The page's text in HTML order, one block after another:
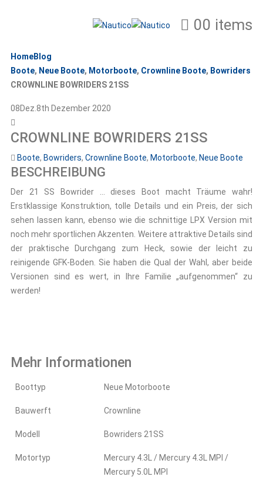
00 items
HomeBlog
Boote, Neue Boote, Motorboote, Crownline Boote, Bowriders
CROWNLINE BOWRIDERS 21SS
08Dez. 8th Dezember 2020
CROWNLINE BOWRIDERS 21SS
Boote, Bowriders, Crownline Boote, Motorboote, Neue Boote
BESCHREIBUNG
Der 21 SS Bowrider … dieses Boot macht Träume wahr!
Erstklassige Konstruktion, tolle Details und ein Preis, der sich
sehen lassen kann, ebenso wie die schnittige LPX Version mit
noch mehr sportlichen Akzenten. Weitere attraktive Details sind
der praktische Durchgang zum Heck, sowie der leicht zu
reinigende GFK-Boden. Sie haben die Qual der Wahl, aber beide
Versionen sind es wert, in Ihre Familie „aufgenommen“ zu
werden!
Mehr Informationen
Boottyp Neue Motorboote
Bauwerft Crownline
Modell Bowriders 21SS
Motortyp
Mercury 4.3L / Mercury 4.3L MPI /
Mercury 5.0L MPI